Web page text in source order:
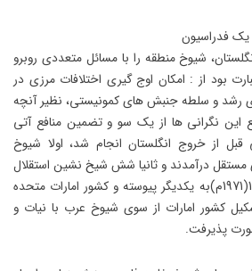
یک فدراسیون
شیوخ منطقه را با مسائل متعددی روبرو
بود از : امکان اوج گیری اختلافات مرزی در
رشد و سلطه جنبش های کمونیستی، نظیر آنچه
این نگرانی ها از یک سو و تضمین منافع آتی
قبل از خروج انگلستان انجام شد، اولا شیوخ
درآمدند و ثانیا شش شیخ نشین استقلال
یافته در تاریخ 13 آبان 1350(1971م)به یکدیگر پیوسته و کشور امارات متحده
کشور امارات از سوی شیوخ عرب با نیات و
پذیرفت.